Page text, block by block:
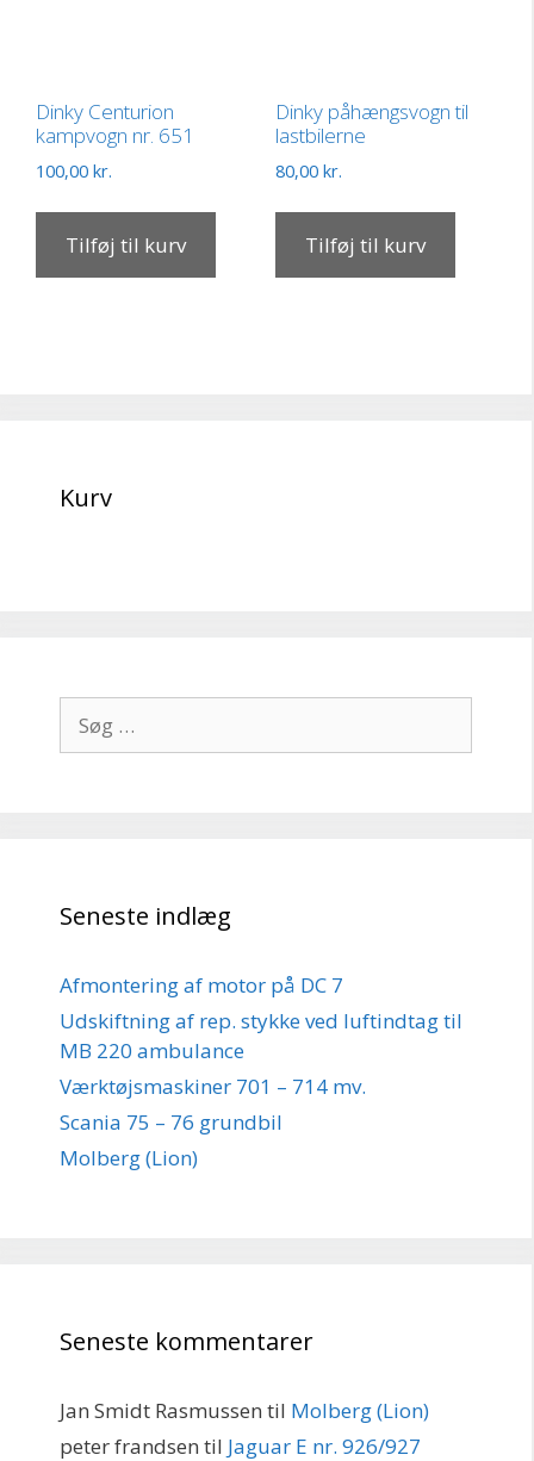
Dinky Centurion
kampvogn nr. 651
100,00 kr.
Tilføj til kurv
Dinky påhængsvogn til
lastbilerne
80,00 kr.
Tilføj til kurv
Kurv
efter:
Seneste indlæg
Afmontering af motor på DC 7
Udskiftning af rep. stykke ved luftindtag til
MB 220 ambulance
Værktøjsmaskiner 701 – 714 mv.
Scania 75 – 76 grundbil
Molberg (Lion)
Seneste kommentarer
Jan Smidt Rasmussen til Molberg (Lion)
peter frandsen til Jaguar E nr. 926/927